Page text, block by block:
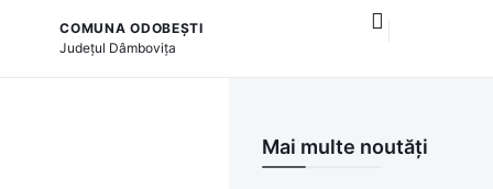
COMUNA ODOBEȘTI
Județul Dâmbovița
Mai multe noutăți